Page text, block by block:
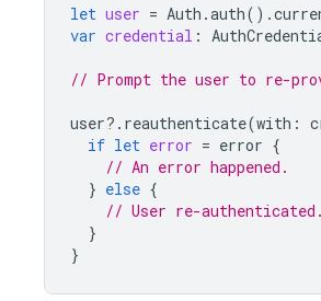
let user = Auth .auth().
var credential :
// Prompt the user to re-
user?. reauthenticate(with :
if let error = error {
// An error happened.
} else {
// User re-authenticated.
}
}